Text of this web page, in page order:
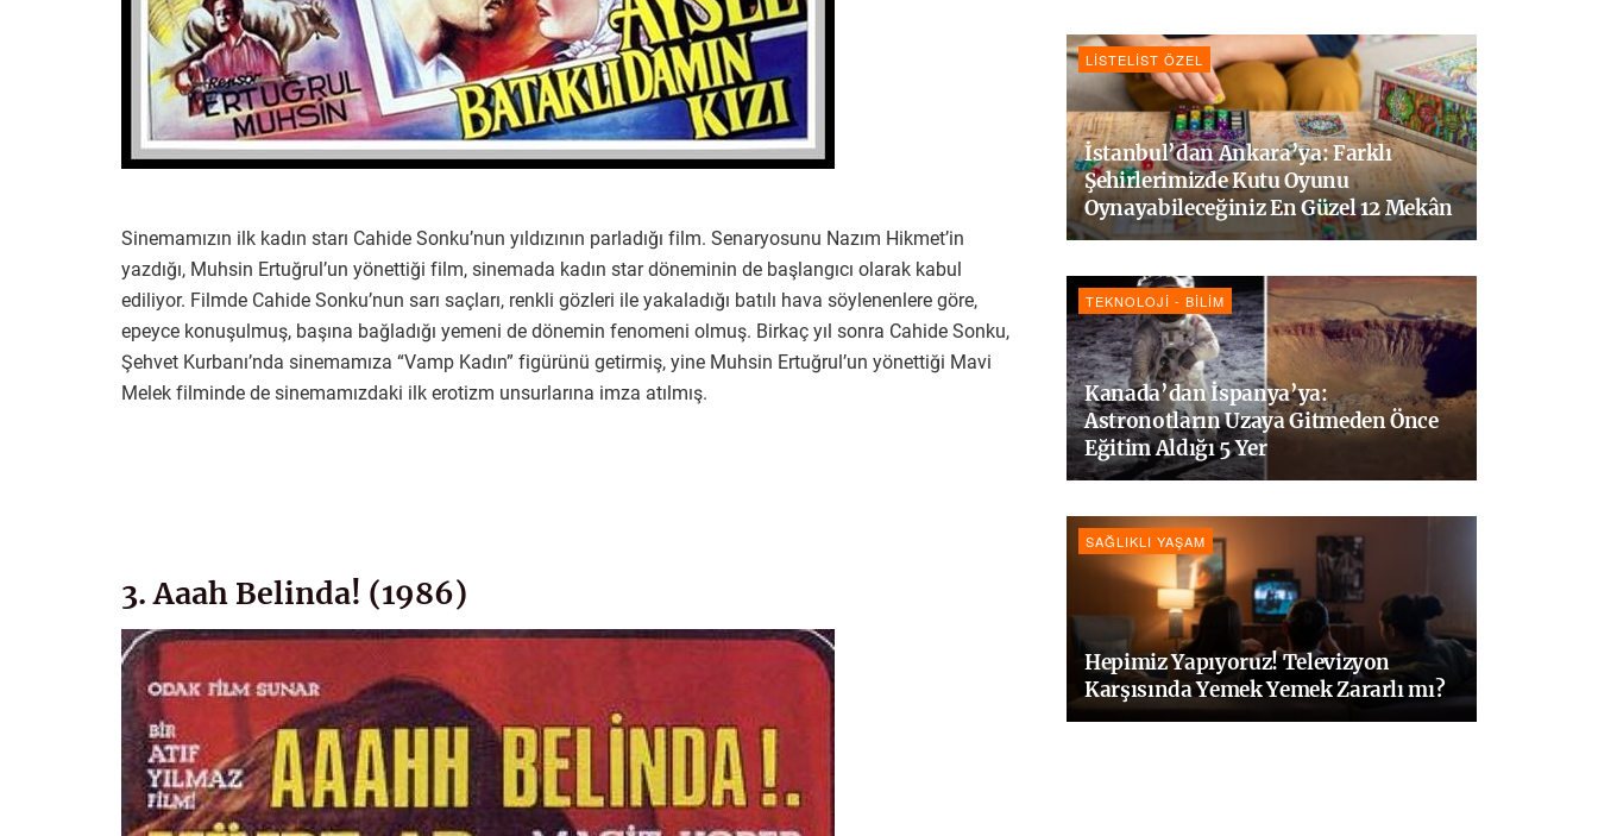
Sinemamızın ilk kadın starı Cahide Sonku’nun yıldızının parladığı film. Senaryosunu Nazım Hikmet’in
yazdığı, Muhsin Ertuğrul’un yönettiği film, sinemada kadın star döneminin de başlangıcı olarak kabul
ediliyor. Filmde Cahide Sonku’nun sarı saçları, renkli gözleri ile yakaladığı batılı hava söylenenlere göre,
epeyce konuşulmuş, başına bağladığı yemeni de dönemin fenomeni olmuş. Birkaç yıl sonra Cahide Sonku,
Şehvet Kurbanı’nda sinemamıza “Vamp Kadın” figürünü getirmiş, yine Muhsin Ertuğrul’un yönettiği Mavi
Melek filminde de sinemamızdaki ilk erotizm unsurlarına imza atılmış.
3. Aaah Belinda! (1986)
LISTELIST ÖZEL
İstanbul’dan Ankara’ya: Farklı
Şehirlerimizde Kutu Oyunu
Oynayabileceğiniz En Güzel 12 Mekân
TEKNOLOJI - BILIM
Kanada’dan İspanya’ya:
Astronotların Uzaya Gitmeden Önce
Eğitim Aldığı 5 Yer
SAĞLIKLI YAŞAM
Hepimiz Yapıyoruz! Televizyon
Karşısında Yemek Yemek Zararlı mı?